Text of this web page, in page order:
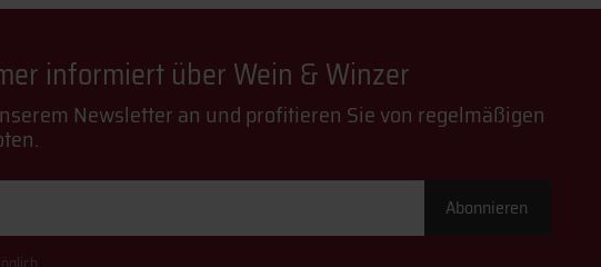
informiert über Wein & Winzer
Newsletter an und profitieren Sie von regelmäßigen
Abonnieren